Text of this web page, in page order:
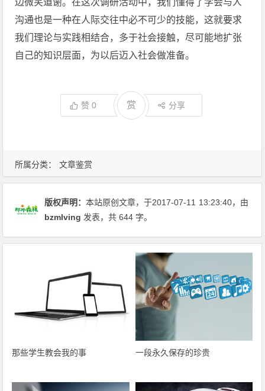
所属分类： 文章鉴赏
边微笑道谢。在这次调研活动中，我们懂得了学会与人
沟通也是一种在人际交往中必不可少的技能，这就要求
我们理论与实践相结合，多于社会接触，尽可能地扩张
自己的知识层面，为以后迈入社会做准备。
赞0 赏 分享
版权声明：本站原创文章，于2017-07-11 13:23:40，由
bzmlving 发表，共 644 字。
那些学生教会我的事 一段永久保存的珍贵